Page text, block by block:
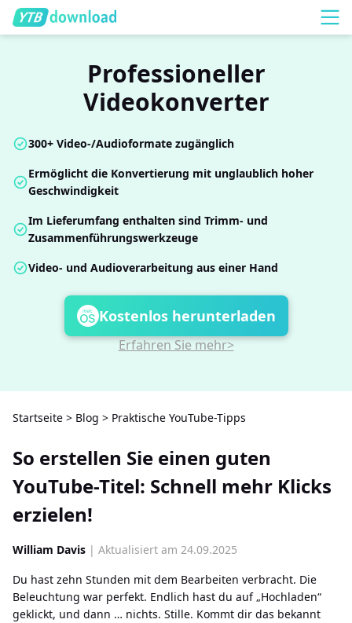
Professioneller
Videokonverter
300+ Video-/Audioformate zugänglich
Ermöglicht die Konvertierung mit unglaublich hoher
Geschwindigkeit
Im Lieferumfang enthalten sind Trimm- und
Zusammenführungswerkzeuge
Video- und Audioverarbeitung aus einer Hand
Kostenlos herunterladen
Erfahren Sie mehr>
Startseite > Blog > Praktische YouTube-Tipps
So erstellen Sie einen guten
YouTube-Titel: Schnell mehr Klicks
erzielen!
William Davis | Aktualisiert am 24.09.2025
Du hast zehn Stunden mit dem Bearbeiten verbracht. Die
Beleuchtung war perfekt. Endlich hast du auf „Hochladen“
geklickt, und dann … nichts. Stille. Kommt dir das bekannt